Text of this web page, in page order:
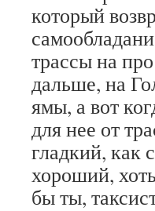
который
трассы на
дальше, на
ямы, а вот
для нее от
гладкий, как
хороший,
бы ты,